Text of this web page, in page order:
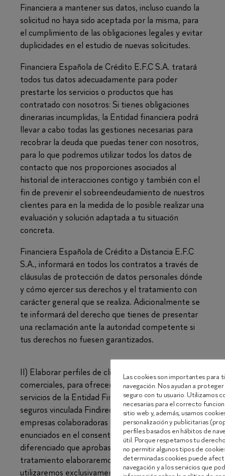
Financiera a mantener sus datos, incluso cuando la
solicitud no haya sido aceptada por la misma, para
el cumplimiento de las obligaciones legales y evitar
duplicidades en el estudio de nuevas solicitudes.
Financiera Española de Crédito E.F.C S.A. tratará
todos tus datos adecuadamente para poder
prestarte los servicios o productos que has
contratado con nosotros: Si tienes obligaciones
dinerarias incumplidas, la Entidad financiera podrá
llevar a cabo todas las gestiones necesarias para
recobrar la deuda que puedas tener con nosotros,
para lo que podremos utilizar todos los datos de
contacto que nos proporciones asociados al
historial de interacciones contigo y también con el
fin de prevenir el sobreendeudamiento de nuestros
clientes para en la medida de lo posible realizar una
evaluación y solución adaptada a tu situación
concreta.
Financiera Española de Crédito a Distancia E.F.C
S.A., informará en todos los contratos a través de
cláusulas de protección de datos personales dónde
y cómo ejercer sus derechos y el tratamiento con
carácter general que se realiza. Adicionalmente se
te informará del derecho que tienes de presentar
una reclamación ante la autoridad competente si
tus derechos no fuesen garantizados.
II) Elaborar perfiles de clientes con fines
comerciales, para ofrecerles productos y/o
servicios de la Entidad Financiera y su agencia de
seguros vinculada Findirect Mediación, y de aquellas
empresas colaboradoras de los sectores
enunciados en el consentimiento expreso y
diferenciado que aprobaste o validaste. Para este
tratamiento elaboraremos un perfil comercial que
utilizaremos exclusivamente para personalizarte
Las cookies son importantes para
navegación. Nos ayudan a
seguro con tu usuario. Utilizamos
necesarias para el correcto
sitio web y, además, usamos
personalización y publicitarias
perfiles basados en hábitos de
útil. Porque respetamos tu
no permitir algunos tipos de
determinadas cookies puede
navegación y a los servicios que